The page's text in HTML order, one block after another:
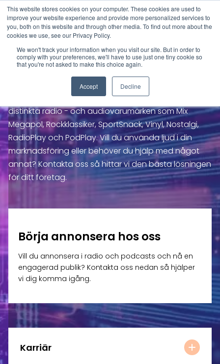
This website stores cookies on your computer. These cookies are used to
improve your website experience and provide more personalized services to
you, both on this website and through other media. To find out more about the
cookies we use, see our Privacy Policy.
We won't track your information when you visit our site. But in order to
comply with your preferences, we'll have to use just one tiny cookie so
that you're not asked to make this choice again.
Accept Decline
Hur kan vi hjälpa dig?
Bauer Media är Europas ledande mediehus för
ljudbaserad underhållning och hemmet för många
distinkta radio - och audiovarumärken som Mix
Megapol, Rockklassiker, SportSnack, Vinyl, Nostalgi,
RadioPlay och PodPlay. Vill du använda ljud i din
marknadsföring eller behöver du hjälp med något
annat? Kontakta oss så hittar vi den bästa lösningen
för ditt företag.
Börja annonsera hos oss
Vill du annonsera i radio och podcasts och nå en
engagerad publik? Kontakta oss nedan så hjälper
vi dig komma igång.
Karriär